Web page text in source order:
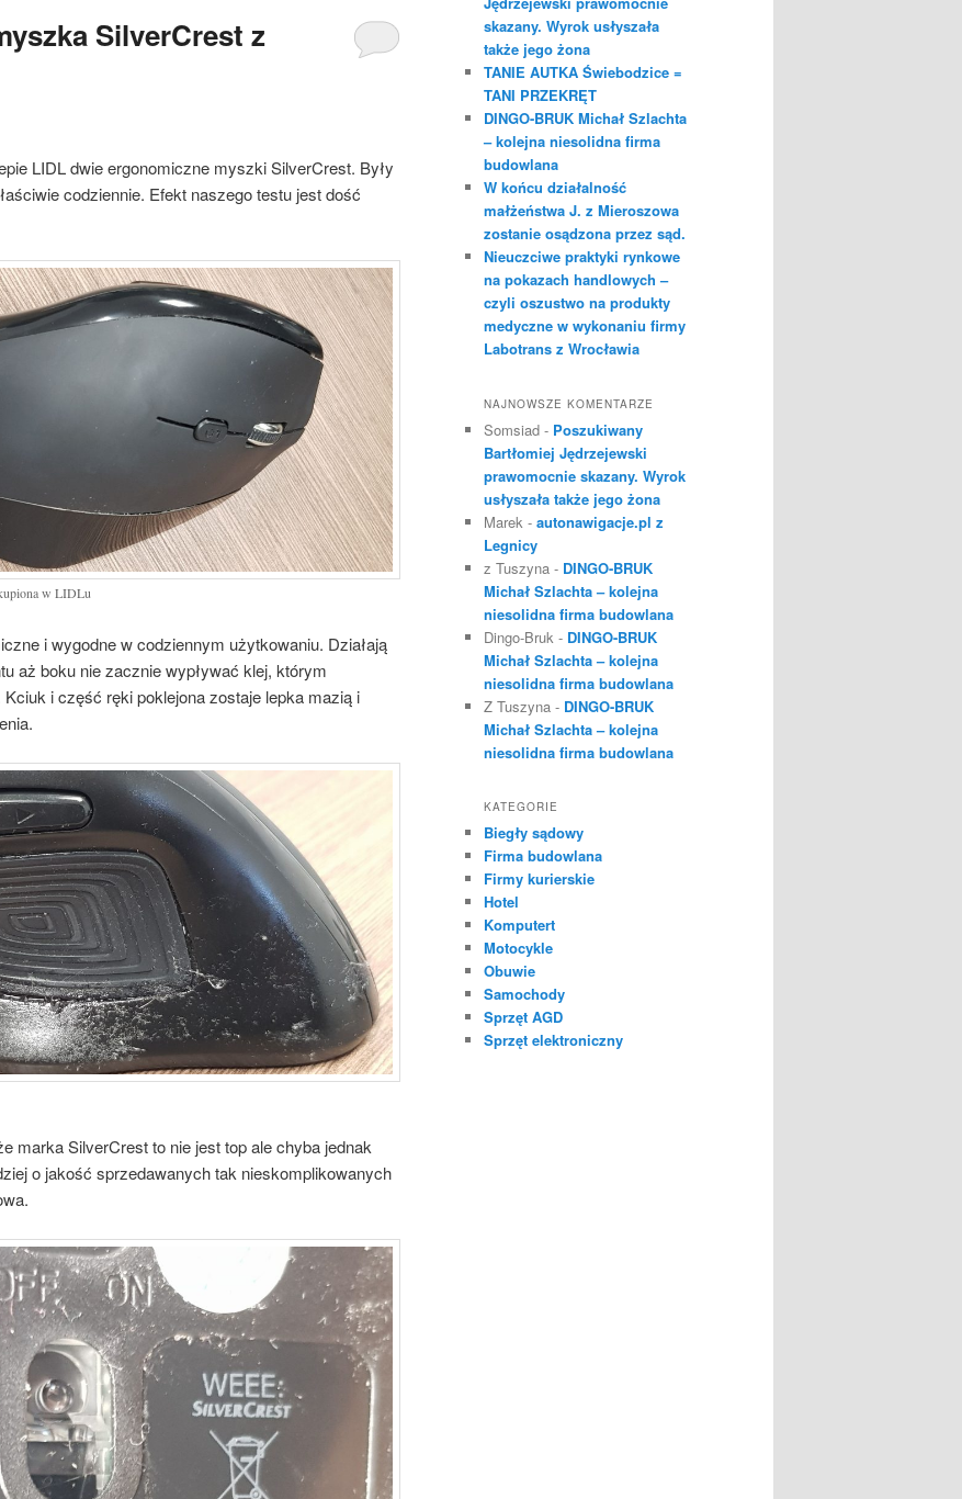
SilverCrest z
LIDL dwie ergonomiczne myszki SilverCrest. Były
codziennie. Efekt naszego testu jest dość
w LIDLu
i wygodne w codziennym użytkowaniu. Działają
aż boku nie zacznie wypływać klej, którym
i część ręki poklejona zostaje lepka mazią i
marka SilverCrest to nie jest top ale chyba jednak
o jakość sprzedawanych tak nieskomplikowanych
skazany. Wyrok usłyszała
także jego żona
TANIE AUTKA Świebodzice =
TANI PRZEKRĘT
DINGO-BRUK Michał Szlachta
– kolejna niesolidna firma
budowlana
W końcu działalność
małżeństwa J. z Mieroszowa
zostanie osądzona przez sąd.
Nieuczciwe praktyki rynkowe
na pokazach handlowych –
czyli oszustwo na produkty
medyczne w wykonaniu firmy
Labotrans z Wrocławia
NAJNOWSZE KOMENTARZE
Somsiad - Poszukiwany
Bartłomiej Jędrzejewski
prawomocnie skazany. Wyrok
usłyszała także jego żona
Marek - autonawigacje.pl z
Legnicy
z Tuszyna - DINGO-BRUK
Michał Szlachta – kolejna
niesolidna firma budowlana
Dingo-Bruk - DINGO-BRUK
Michał Szlachta – kolejna
niesolidna firma budowlana
Z Tuszyna - DINGO-BRUK
Michał Szlachta – kolejna
niesolidna firma budowlana
KATEGORIE
Biegły sądowy
Firma budowlana
Firmy kurierskie
Hotel
Komputert
Motocykle
Obuwie
Samochody
Sprzęt AGD
Sprzęt elektroniczny